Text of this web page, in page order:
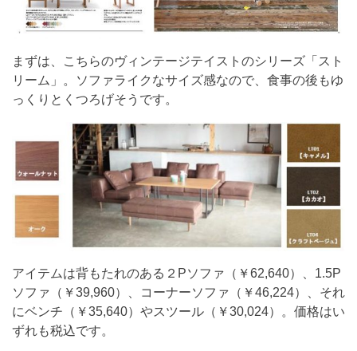
まずは、こちらのヴィンテージテイストのシリーズ「スト
リーム」。ソファライクなサイズ感なので、食事の後もゆ
っくりとくつろげそうです。
アイテムは背もたれのある２Pソファ（￥62,640）、1.5P
ソファ（￥39,960）、コーナーソファ（￥46,224）、それ
にベンチ（￥35,640）やスツール（￥30,024）。価格はい
ずれも税込です。